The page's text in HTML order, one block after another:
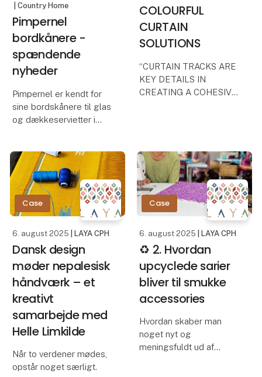
| Country Home
Pimpernel
bordkånere -
spændende
nyheder
Pimpernel er kendt for
sine bordskånere til glas
og dækkeservietter i
mønstre i mange
forskellige designs. Du
finder bl.a. romantiske
blomster, elegante
klassiske desi
COLOURFUL
CURTAIN
SOLUTIONS
“CURTAIN TRACKS ARE
KEY DETAILS IN
CREATING A COHESIVE
familiar name on the
Danish design scene.
Together with her
husband, Jesper
Panduro, she ran
Case
6. august 2025 | LAYA CPH
Dansk design
møder nepalesisk
håndværk – et
kreativt
samarbejde med
Helle Limkilde
Når to verdener mødes,
opstår noget særligt.
Case
6. august 2025 | LAYA CPH
♻️ 2. Hvordan
upcyclede sarier
bliver til smukke
accessories
Hvordan skaber man
noget nyt og
meningsfuldt ud af